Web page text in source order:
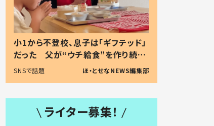
小1から不登校、息子は「ギフテッド」
だった 父が“ウチ給食”を作り続け
る理由とは #令和の親 #令和の子
SNSで話題 ほ・とせなNEWS編集部
ライター募集！